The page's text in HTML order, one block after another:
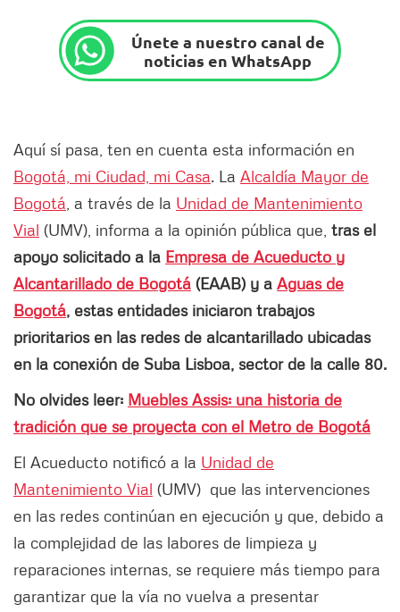
Únete a nuestro canal de
noticias en WhatsApp
Aquí sí pasa, ten en cuenta esta información en
Bogotá, mi Ciudad, mi Casa. La Alcaldía Mayor de
Bogotá , a través de la Unidad de Mantenimiento
Vial (UMV), informa a la opinión pública que, tras el
apoyo solicitado a la Empresa de Acueducto y
Alcantarillado de Bogotá (EAAB) y a Aguas de
Bogotá, estas entidades iniciaron trabajos
prioritarios en las redes de alcantarillado ubicadas
en la conexión de Suba Lisboa, sector de la calle 80.
No olvides leer: Muebles Assis: una historia de
tradición que se proyecta con el Metro de Bogotá
El Acueducto notificó a la Unidad de
Mantenimiento Vial (UMV) que las intervenciones
en las redes continúan en ejecución y que, debido a
la complejidad de las labores de limpieza y
reparaciones internas, se requiere más tiempo para
garantizar que la vía no vuelva a presentar